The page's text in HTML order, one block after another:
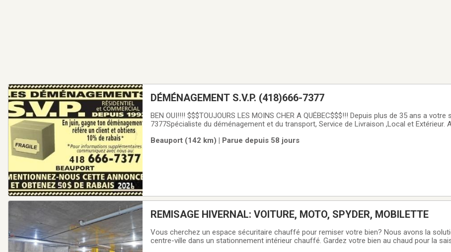
DÉMÉNAGEMENT S.V.P. (418)666-7377
BEN OUI!!!! $$$TOUJOURS LES MOINS CHER A QUÉBEC$$$!!! Depuis plus de 35 ans a
7377Spécialiste du déménagement et du transport, Service de Livraison ,Local et Extérieur.
APPEL SUFFIRA! Par téléphone seulement!
Beauport (142 km) | Parue depuis 58 jours
REMISAGE HIVERNAL: VOITURE, MOTO, SPYDER, MOBILETTE
Vous cherchez un espace sécuritaire chauffé pour remiser votre bien? Nous avons la
centre-ville dans un stationnement intérieur chauffé. Gardez votre bien au chaud pour la